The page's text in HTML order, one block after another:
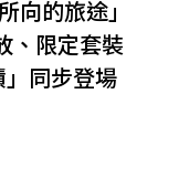
向的旅途」
、限定套裝
」同步登場